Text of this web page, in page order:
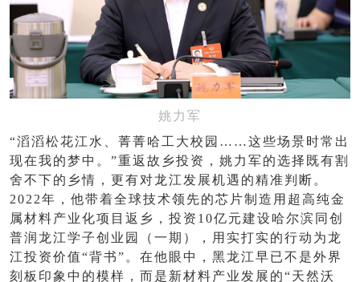
姚力军
“滔滔松花江水、菁菁哈工大校园……这些场景时常出
现在我的梦中。”重返故乡投资，姚力军的选择既有割
舍不下的乡情，更有对龙江发展机遇的精准判断。
2022年，他带着全球技术领先的芯片制造用超高纯金
属材料产业化项目返乡，投资10亿元建设哈尔滨同创
普润龙江学子创业园（一期），用实打实的行动为龙
江投资价值“背书”。在他眼中，黑龙江早已不是外界
刻板印象中的模样，而是新材料产业发展的“天然沃